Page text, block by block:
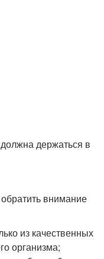
держаться в
внимание
из качественных
организма;